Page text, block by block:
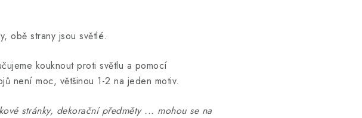
obě strany jsou světlé.
kouknout proti světlu a pomocí
není moc, většinou 1-2 na jeden motiv.
stránky, dekorační předměty ... mohou se na